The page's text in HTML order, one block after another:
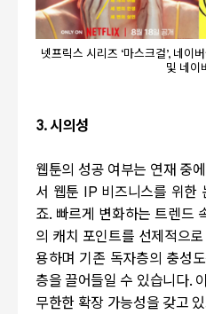
넷프릭스 시리즈 ‘마스크걸’, 네이
및 네이
3.시의성
웹툰의 성공 여부는 연재 중
서 웹툰 IP 비즈니스를 위한
죠. 빠르게 변화하는 트렌드
의 캐치 포인트를 선제적으
용하며 기존 독자층의 충성
층을 끌어들일 수 있습니다.
무한한 확장 가능성을 갖고